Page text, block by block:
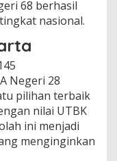
68 berhasil
nasional.
Negeri 28
pilihan terbaik
nilai UTBK
ini menjadi
menginginkan